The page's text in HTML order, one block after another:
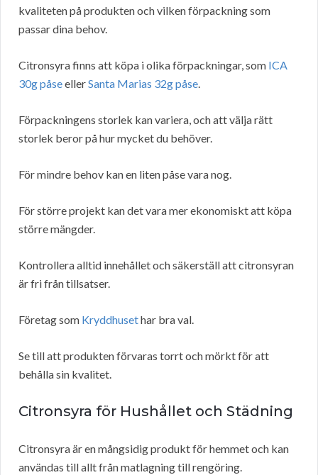
kvaliteten på produkten och vilken förpackning som
passar dina behov.
Citronsyra finns att köpa i olika förpackningar, som ICA
30g påseellerSanta Marias 32g påse.
Förpackningens storlek kan variera, och att välja rätt
storlek beror på hur mycket du behöver.
För mindre behov kan en liten påse vara nog.
För större projekt kan det vara mer ekonomiskt att köpa
större mängder.
Kontrollera alltid innehållet och säkerställ att citronsyran
är fri från tillsatser.
Företag som Kryddhusethar bra val.
Se till att produkten förvaras torrt och mörkt för att
behålla sin kvalitet.
Citronsyra för Hushållet och Städning
Citronsyra är en mångsidig produkt för hemmet och kan
användas till allt från matlagning till rengöring.